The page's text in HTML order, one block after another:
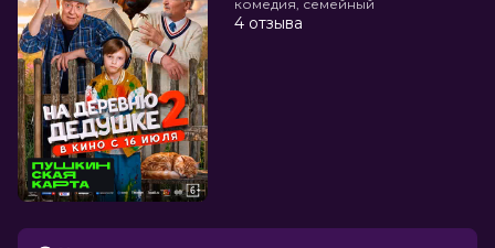
комедия, семейный
4 отзыва